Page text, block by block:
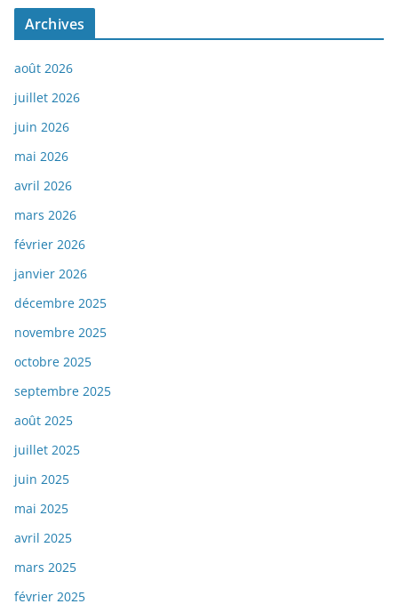
Archives
août 2026
juillet 2026
juin 2026
mai 2026
avril 2026
mars 2026
février 2026
janvier 2026
décembre 2025
novembre 2025
octobre 2025
septembre 2025
août 2025
juillet 2025
juin 2025
mai 2025
avril 2025
mars 2025
février 2025